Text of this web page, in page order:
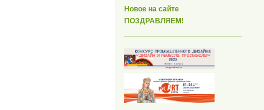
Новое на сайте
ПОЗДРАВЛЯЕМ!